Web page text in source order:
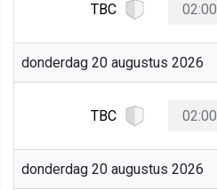
TBC 02:00
donderdag 20 augustus 2026
TBC 02:00
donderdag 20 augustus 2026